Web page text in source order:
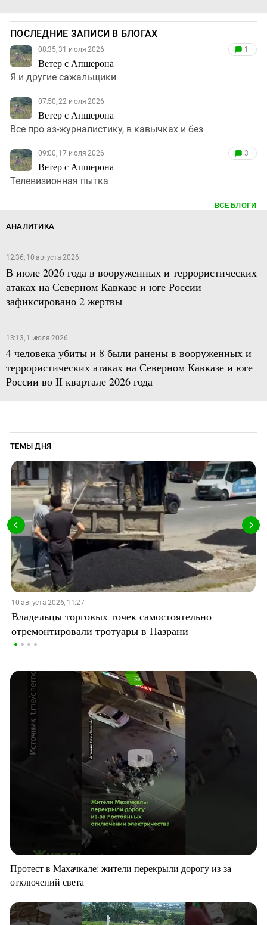
ПОСЛЕДНИЕ ЗАПИСИ В БЛОГАХ
08:35, 31 июля 2026
Ветер с Апшерона
1
Я и другие сажальщики
07:50, 22 июля 2026
Ветер с Апшерона
Все про аз-журналистику, в кавычках и без
09:00, 17 июля 2026
Ветер с Апшерона
3
Телевизионная пытка
ВСЕ БЛОГИ
АНАЛИТИКА
12:36, 10 августа 2026
В июле 2026 года в вооруженных и террористических
атаках на Северном Кавказе и юге России
зафиксировано 2 жертвы
13:13, 1 июля 2026
4 человека убиты и 8 были ранены в вооруженных и
террористических атаках на Северном Кавказе и юге
России во II квартале 2026 года
ТЕМЫ ДНЯ
10 августа 2026, 11:27
Владельцы торговых точек самостоятельно
отремонтировали тротуары в Назрани
Протест в Махачкале: жители перекрыли дорогу из-за
отключений света